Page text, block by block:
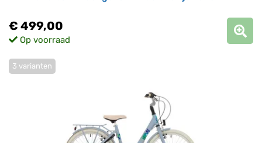
€ 499,00
Op voorraad
3 varianten